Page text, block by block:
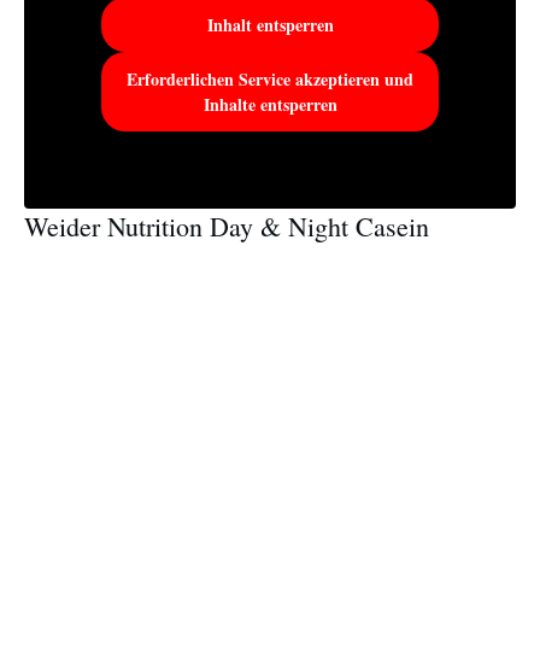
Inhalt entsperren
Erforderlichen Service akzeptieren und
Inhalte entsperren
Weider Nutrition Day & Night Casein